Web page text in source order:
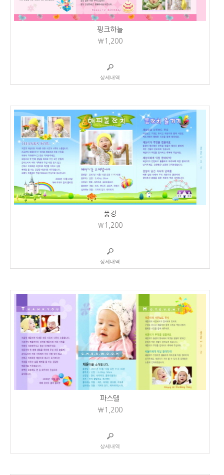
핑크하늘
₩1,200
상세내역
풍경
₩1,200
상세내역
파스텔
₩1,200
상세내역